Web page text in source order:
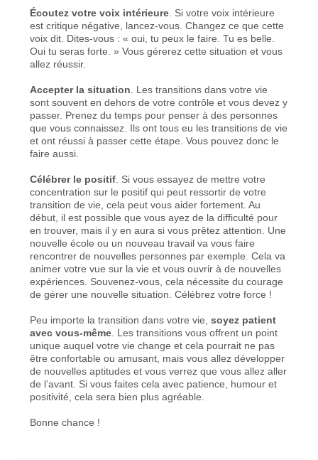
Écoutez votre voix intérieure . Si votre voix intérieure
est critique négative, lancez-vous. Changez ce que cette
voix dit. Dites-vous : « oui, tu peux le faire. Tu es belle.
Oui tu seras forte. » Vous gérerez cette situation et vous
allez réussir.
Accepter la situation . Les transitions dans votre vie
sont souvent en dehors de votre contrôle et vous devez y
passer. Prenez du temps pour penser à des personnes
que vous connaissez. Ils ont tous eu les transitions de vie
et ont réussi à passer cette étape. Vous pouvez donc le
faire aussi.
Célébrer le positif . Si vous essayez de mettre votre
concentration sur le positif qui peut ressortir de votre
transition de vie, cela peut vous aider fortement. Au
début, il est possible que vous ayez de la difficulté pour
en trouver, mais il y en aura si vous prêtez attention. Une
nouvelle école ou un nouveau travail va vous faire
rencontrer de nouvelles personnes par exemple. Cela va
animer votre vue sur la vie et vous ouvrir à de nouvelles
expériences. Souvenez-vous, cela nécessite du courage
de gérer une nouvelle situation. Célébrez votre force !
Peu importe la transition dans votre vie,soyez patient
avec vous-même . Les transitions vous offrent un point
unique auquel votre vie change et cela pourrait ne pas
être confortable ou amusant, mais vous allez développer
de nouvelles aptitudes et vous verrez que vous allez aller
de l’avant. Si vous faites cela avec patience, humour et
positivité, cela sera bien plus agréable.
Bonne chance !